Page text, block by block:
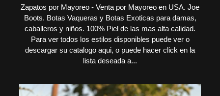
Zapatos por Mayoreo - Venta por Mayoreo en USA. Joe
Boots. Botas Vaqueras y Botas Exoticas para damas,
caballeros y niños. 100% Piel de las mas alta calidad.
Para ver todos los estilos disponibles puede ver o
descargar su catalogo aqui, o puede hacer click en la
lista deseada a...